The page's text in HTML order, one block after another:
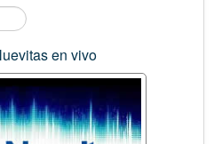
en vivo